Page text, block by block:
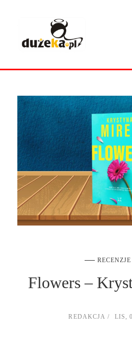
RECENZJE
Flowers –
REDAKCJA LIS,